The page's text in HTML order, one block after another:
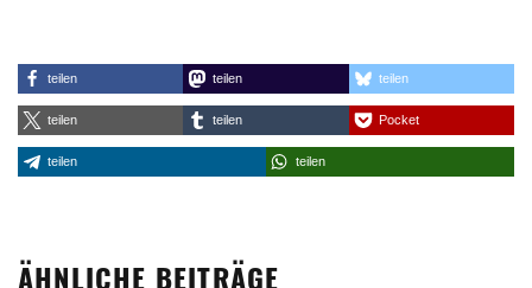
teilen teilen teilen
teilen teilen Pocket
teilen teilen
ÄHNLICHE BEITRÄGE